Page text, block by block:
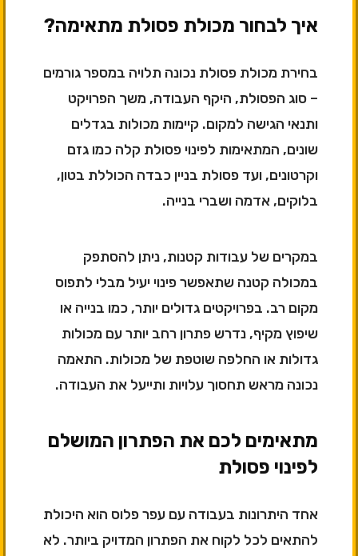
איך לבחור מכולת פסולת מתאימה?
בחירת מכולת פסולת נכונה תלויה במספר גורמים
– סוג הפסולת, היקף העבודה, משך הפרויקט
ותנאי הגישה למקום. קיימות מכולות בגדלים
שונים, המתאימות לפינוי פסולת קלה כמו גזם
וקרטונים, ועד פסולת בניין כבדה הכוללת בטון,
בלוקים, אדמה ושברי בנייה.
במקרים של עבודות קטנות, ניתן להסתפק
במכולה קטנה שתאפשר פינוי יעיל מבלי לתפוס
מקום רב. בפרויקטים גדולים יותר, כמו בנייה או
שיפוץ מקיף, נדרש פתרון רחב יותר עם מכולות
גדולות או החלפה שוטפת של מכולות. התאמה
נכונה מראש תחסוך עלויות ותייעל את העבודה.
מתאימים לכם את הפתרון המושלם
לפינוי פסולת
אחד היתרונות בעבודה עם עפר פלוס הוא היכולת
להתאים לכל לקוח את הפתרון המדויק ביותר. לא